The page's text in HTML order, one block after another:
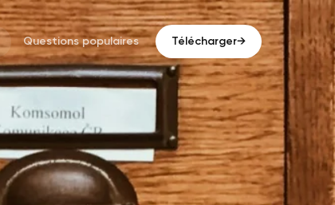
Questions populaires Télécharger→